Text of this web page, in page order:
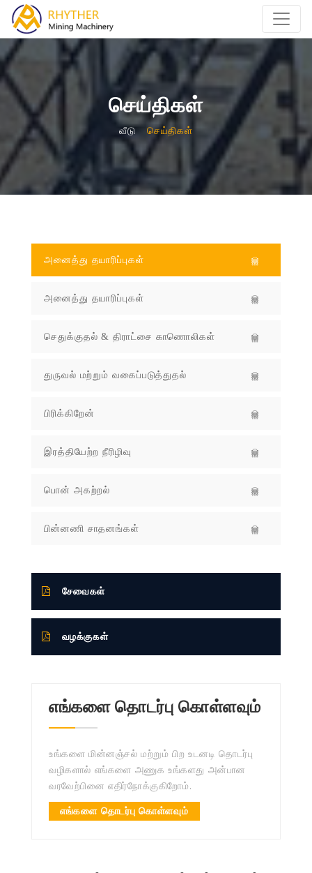
செய்திகள்
வீடு செய்திகள்
அனைத்து தயாரிப்புகள்
அனைத்து தயாரிப்புகள்
செதுக்குதல் & திராட்சை காணொலிகள்
துருவல் மற்றும் வகைப்படுத்துதல்
பிரிக்கிறேன்
இரத்தியேற்ற நீரிழிவு
பொன் அகற்றல்
பின்னணி சாதனங்கள்
சேவைகள்
வழக்குகள்
எங்களை தொடர்பு கொள்ளவும்
உங்களை மின்னஞ்சல் மற்றும் பிற உடனடி தொடர்பு
வழிகளால் எங்களை அணுக உங்களது அன்பான
வரவேற்பினை எதிர்நோக்குகிறோம்.
எங்களை தொடர்பு கொள்ளவும்